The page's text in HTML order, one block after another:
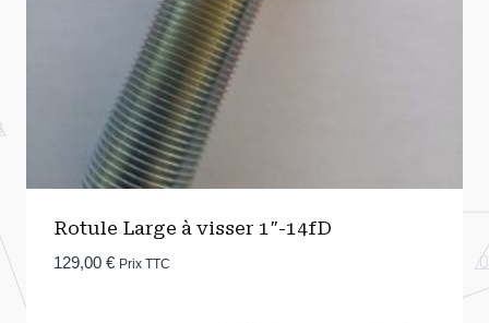
Rotule Large à visser 1″-14fD
129,00 € Prix TTC